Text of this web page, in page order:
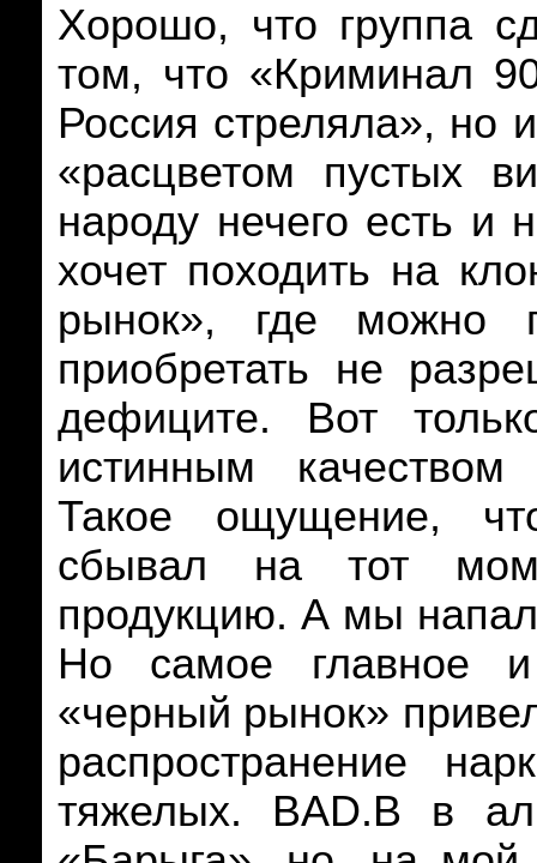
Хорошо, что группа
том, что «Криминал
Россия стреляла», но
«расцветом пустых
народу нечего есть и
хочет походить на
рынок», где можно
приобретать не
дефиците. Вот
истинным качеством
Такое ощущение,
сбывал на тот
продукцию. А мы
Но самое главное
«черный рынок»
распространение
тяжелых. BAD.B в